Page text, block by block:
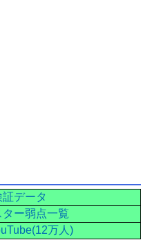
データ
ー弱点一覧
万人)